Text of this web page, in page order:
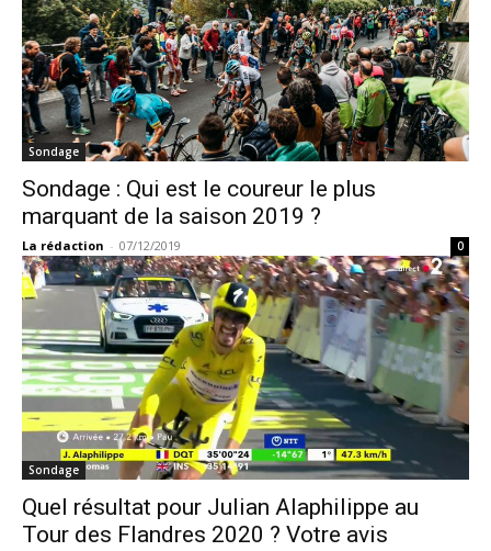
Sondage
Sondage : Qui est le coureur le plus
marquant de la saison 2019 ?
La rédaction - 07/12/2019 0
Sondage
Quel résultat pour Julian Alaphilippe au
Tour des Flandres 2020 ? Votre avis